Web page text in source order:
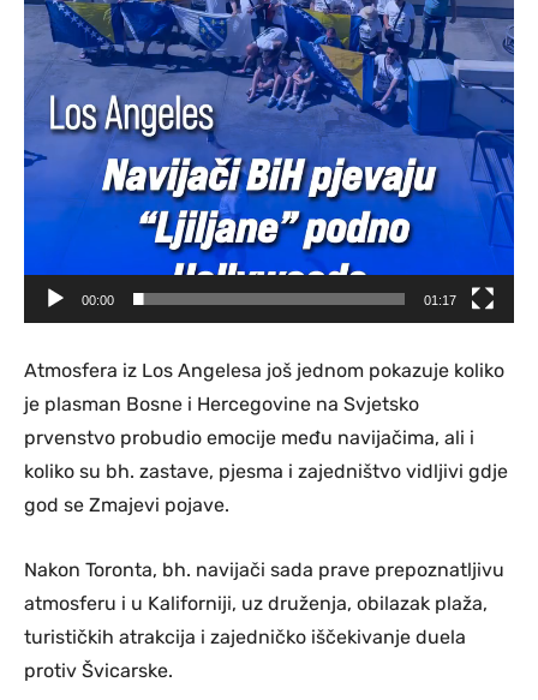
00:00 01:17
Atmosfera iz Los Angelesa još jednom pokazuje koliko
je plasman Bosne i Hercegovine na Svjetsko
prvenstvo probudio emocije među navijačima, ali i
koliko su bh. zastave, pjesma i zajedništvo vidljivi gdje
god se Zmajevi pojave.
Nakon Toronta, bh. navijači sada prave prepoznatljivu
atmosferu i u Kaliforniji, uz druženja, obilazak plaža,
turističkih atrakcija i zajedničko iščekivanje duela
protiv Švicarske.